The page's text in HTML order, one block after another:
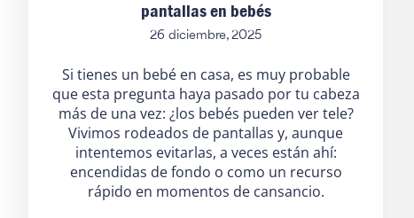
pantallas en bebés
26 diciembre, 2025
Si tienes un bebé en casa, es muy probable
que esta pregunta haya pasado por tu cabeza
más de una vez: ¿los bebés pueden ver tele?
Vivimos rodeados de pantallas y, aunque
intentemos evitarlas, a veces están ahí:
encendidas de fondo o como un recurso
rápido en momentos de cansancio.